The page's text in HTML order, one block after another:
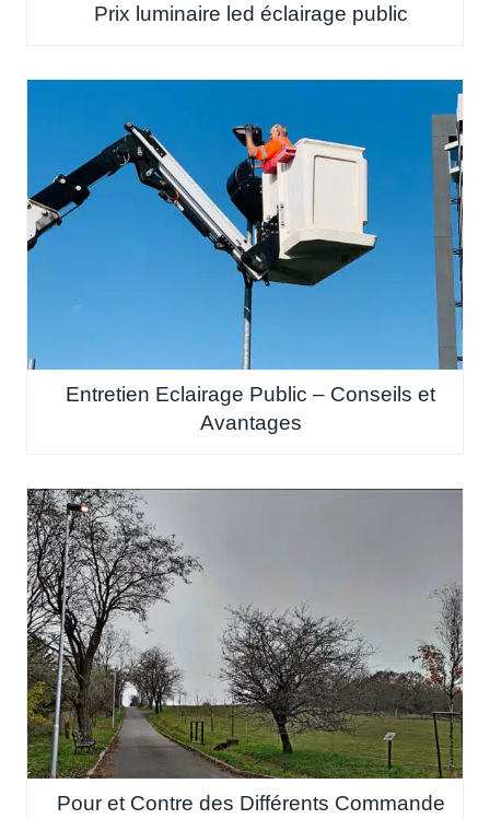
Prix luminaire led éclairage public
Entretien Eclairage Public – Conseils et
Avantages
Pour et Contre des Différents Commande